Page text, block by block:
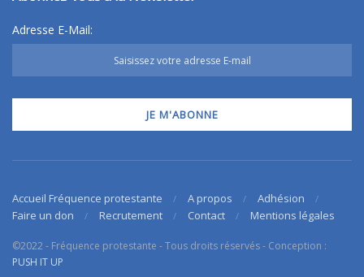
Adresse E-Mail:
Accueil Fréquence protestante A propos
Adhésion
Faire un don
Recrutement Contact Mentions légales
©2022 - Fréquence protestante - Tous droits réservés - Conception :
PUSH IT UP